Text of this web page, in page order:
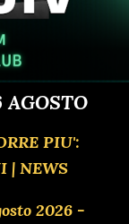
PIU':
| NEWS
2026 -